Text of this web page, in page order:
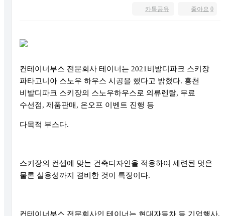
좋아요 0
카톡공유
컨테이너부스 전문회사 테이너는 2021 비발디파크 스키장
파타고니아 스노우 하우스 시공을 했다고 밝혔다. 홍천
비발디파크 스키장의 스노우하우스로 의류렌탈, 무료
수선점, 제품판매 , 온오프 이벤트 진행 등
다목적 부스다.
스키장의 컨셉에 맞는 건축디자인을 적용하여 세련된 멋은
물론 실용성까지 겸비한 것이 특징이다.
컨테이너부스 전문회사인 테이너는 현대자동차 등 기업행사,